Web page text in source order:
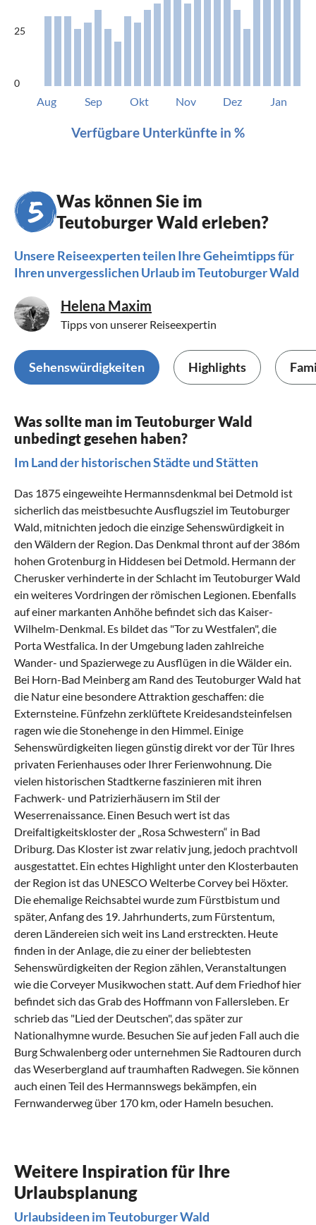
25
0
Aug Sep Okt Nov Dez Jan
Verfügbare Unterkünfte in %
Was können Sie im
Teutoburger Wald erleben?
Unsere Reiseexperten teilen Ihre Geheimtipps für
Ihren unvergesslichen Urlaub im Teutoburger Wald
Tipps von unserer Reiseexpertin
Helena Maxim
Sehenswürdigkeiten Highlights
Was sollte man im Teutoburger Wald
unbedingt gesehen haben?
Im Land der historischen Städte und Stätten
Das 1875 eingeweihte Hermannsdenkmal bei Detmold ist
sicherlich das meistbesuchte Ausflugsziel im Teutoburger
Wald, mitnichten jedoch die einzige Sehenswürdigkeit in
den Wäldern der Region. Das Denkmal thront auf der 386m
hohen Grotenburg in Hiddesen bei Detmold. Hermann der
Cherusker verhinderte in der Schlacht im Teutoburger Wald
ein weiteres Vordringen der römischen Legionen. Ebenfalls
auf einer markanten Anhöhe befindet sich das Kaiser-
Wilhelm-Denkmal. Es bildet das "Tor zu Westfalen", die
Porta Westfalica. In der Umgebung laden zahlreiche
Wander- und Spazierwege zu Ausflügen in die Wälder ein.
Bei Horn-Bad Meinberg am Rand des Teutoburger Wald hat
die Natur eine besondere Attraktion geschaffen: die
Externsteine. Fünfzehn zerklüftete Kreidesandsteinfelsen
ragen wie die Stonehenge in den Himmel. Einige
Sehenswürdigkeiten liegen günstig direkt vor der Tür Ihres
privaten Ferienhauses oder Ihrer Ferienwohnung. Die
vielen historischen Stadtkerne faszinieren mit ihren
Fachwerk- und Patrizierhäusern im Stil der
Weserrenaissance. Einen Besuch wert ist das
Dreifaltigkeitskloster der „Rosa Schwestern“ in Bad
Driburg. Das Kloster ist zwar relativ jung, jedoch prachtvoll
ausgestattet. Ein echtes Highlight unter den Klosterbauten
der Region ist das UNESCO Welterbe Corvey bei Höxter.
Die ehemalige Reichsabtei wurde zum Fürstbistum und
später, Anfang des 19. Jahrhunderts, zum Fürstentum,
deren Ländereien sich weit ins Land erstreckten. Heute
finden in der Anlage, die zu einer der beliebtesten
Sehenswürdigkeiten der Region zählen, Veranstaltungen
wie die Corveyer Musikwochen statt. Auf dem Friedhof hier
befindet sich das Grab des Hoffmann von Fallersleben. Er
schrieb das "Lied der Deutschen", das später zur
Nationalhymne wurde. Besuchen Sie auf jeden Fall auch die
Burg Schwalenberg oder unternehmen Sie Radtouren durch
das Weserbergland auf traumhaften Radwegen. Sie können
auch einen Teil des Hermannswegs bekämpfen, ein
Fernwanderweg über 170 km, oder Hameln besuchen.
Urlaub für die Gesundheit
Die Heilbäder inDeutschland
Mit der Familie und Hund durch Wälder und über
Berge
Man is dat lecka: Westfälisches (Abend-)Mahl von
fein bis herzhaft
Sakrale Kunst und High Technology
Sakrale Kunst zeigt das Erzbischöfliche Diözesanmuseum in
Urlaub im Teutoburger Wald
Der Teutoburger Wald liegt zum Großteil in
Weitere Inspiration für Ihre
Urlaubsplanung
Urlaubsideen im Teutoburger Wald